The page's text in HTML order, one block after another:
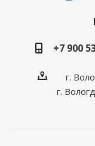
+7 900
г.
г.